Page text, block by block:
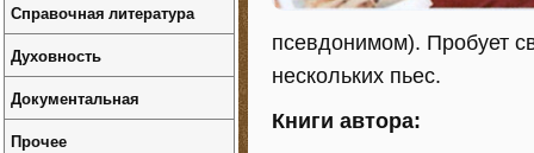
псевдонимом). Пробует
нескольких пьес.
Книги автора:
Справочная литература
Духовность
Документальная
Прочее